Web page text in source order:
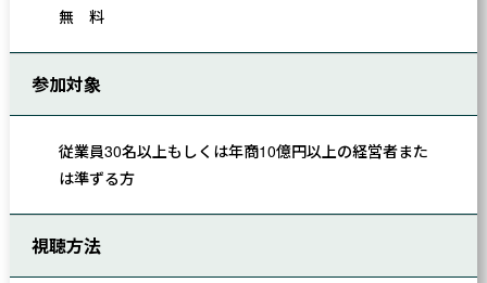
無 料
参加対象
従業員30名以上もしくは年商10億円以上の経営者また
は準ずる方
視聴方法